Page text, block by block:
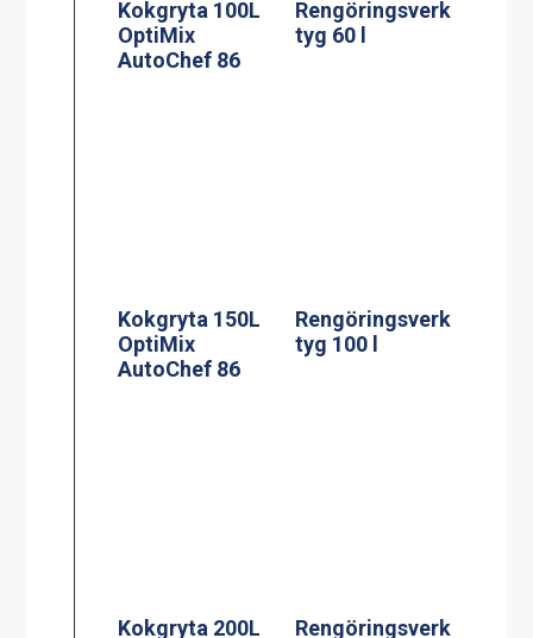
Kokgryta 100L
OptiMix
AutoChef 86
Rengöringsverk
tyg 60 l
Kokgryta 150L
OptiMix
AutoChef 86
Rengöringsverk
tyg 100 l
Kokgryta 200L
Rengöringsverk